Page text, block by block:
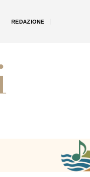
REDAZIONE